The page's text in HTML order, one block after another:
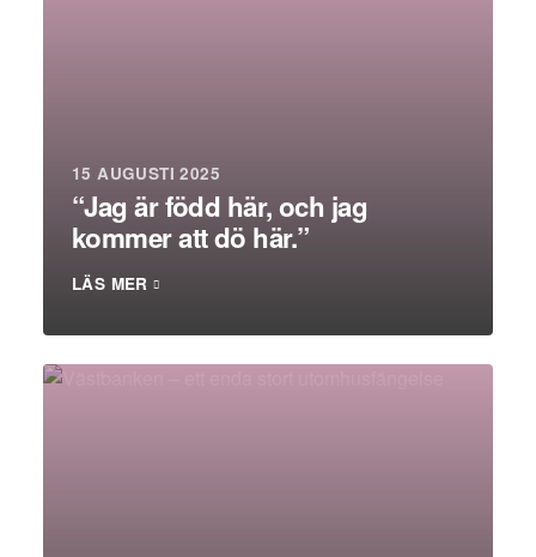
15 AUGUSTI 2025
“Jag är född här, och jag
kommer att dö här.”
LÄS MER